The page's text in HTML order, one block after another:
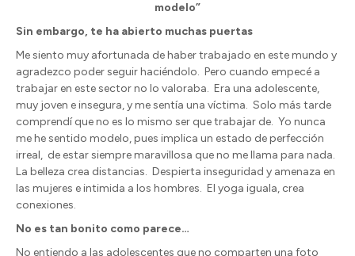
modelo”
Sin embargo, te ha abierto muchas puertas
Me siento muy afortunada de haber trabajado en este mundo y
agradezco poder seguir haciéndolo. Pero cuando empecé a
trabajar en este sector no lo valoraba. Era una adolescente,
muy joven e insegura, y me sentía una víctima. Solo más tarde
comprendí que no es lo mismo ser que trabajar de. Yo nunca
me he sentido modelo, pues implica un estado de perfección
irreal, de estar siempre maravillosa que no me llama para nada.
La belleza crea distancias. Despierta inseguridad y amenaza en
las mujeres e intimida a los hombres. El yoga iguala, crea
conexiones.
No es tan bonito como parece…
No entiendo a las adolescentes que no comparten una foto